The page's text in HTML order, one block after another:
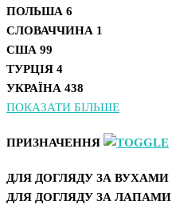
ПОЛЬША 6
СЛОВАЧЧИНА 1
США 99
ТУРЦІЯ 4
УКРАЇНА 438
ПОКАЗАТИ БІЛЬШЕ
ПРИЗНАЧЕННЯ
ДЛЯ ДОГЛЯДУ ЗА ВУХАМИ
ДЛЯ ДОГЛЯДУ ЗА ЛАПАМИ